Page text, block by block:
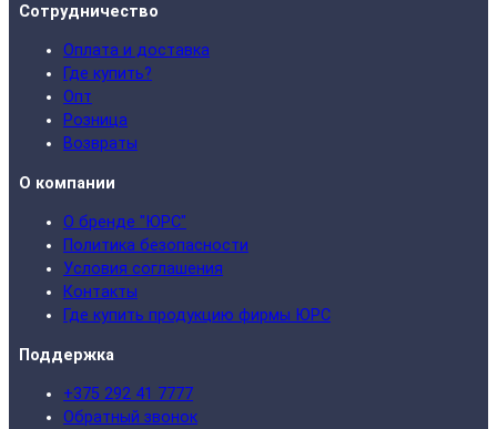
Сотрудничество
Оплата и доставка
Где купить?
Опт
Розница
Возвраты
О компании
О бренде "ЮРС"
Политика безопасности
Условия соглашения
Контакты
Где купить продукцию фирмы ЮРС
Поддержка
+375 292 41 7777
Обратный звонок